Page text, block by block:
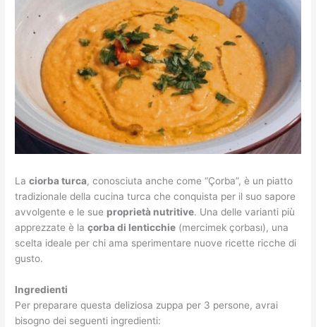
Laciorba turca, conosciuta anche come “Çorba”, è un piatto
tradizionale della cucina turca che conquista per il suo sapore
avvolgente e le sue proprietà nutritive. Una delle varianti più
apprezzate è laçorba di lenticchie (mercimek çorbası), una
scelta ideale per chi ama sperimentare nuove ricette ricche di
gusto.
Ingredienti
Per preparare questa deliziosa zuppa per 3 persone, avrai
bisogno dei seguenti ingredienti: